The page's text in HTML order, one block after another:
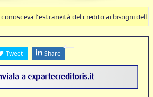
del credito ai bisogni della famiglia
il contratto di conto corrente
Tweet Share